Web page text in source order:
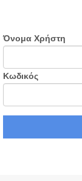
Όνομα Χρήστη
Κωδικός